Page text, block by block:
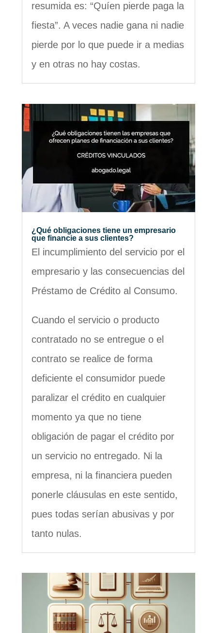
resumida es: “Quíen pierde paga la
fiesta”. A veces nadie gana ni nadie
pierde por lo que puede ir a medias
y en otras no hay costas.
¿Qué obligaciones tiene un empresario
que financie a sus clientes?
El incumplimiento del servicio por el
empresario y las consecuencias del
Préstamo de Crédito al Consumo.
Cuando el servicio o producto
contratado no se entregue o el
contrato se realice de forma
deficiente el consumidor puede
paralizar el crédito en cualquier
momento ya que no tiene
obligación de pagar el crédito por
un servicio no entregado. Ni la
empresa, ni la financiera pueden
ponerle cláusulas en este sentido,
pues todas serían abusivas y por
tanto nulas.